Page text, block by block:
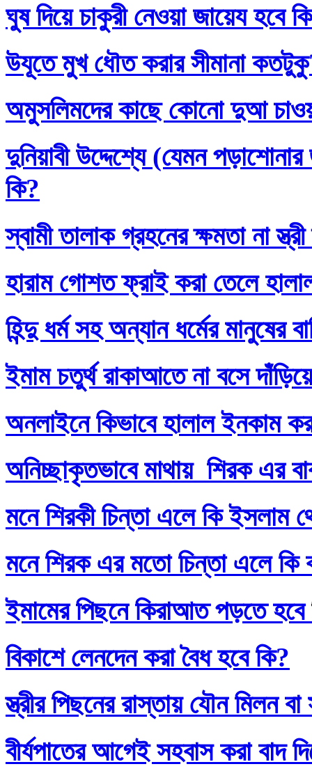
ঘুষ দিয়ে চাকুরী নেওয়া জায়েয হবে
উযূতে মুখ ধৌত করার সীমানা
অমুসলিমদের কাছে কোনো দুআ
দুনিয়াবী উদ্দেশ্যে (যেমন
কি?
স্বামী তালাক গ্রহনের ক্ষমতা না
হারাম গোশত ফ্রাই করা তেলে
হিন্দু ধর্ম সহ অন্যান ধর্মের মানুষের
ইমাম চতুর্থ রাকাআতে না বসে
অনলাইনে কিভাবে হালাল ইনকাম
অনিচ্ছাকৃতভাবে মাথায় শিরক এর
মনে শিরকী চিন্তা এলে কি ইসলাম
মনে শিরক এর মতো চিন্তা এলে কি
ইমামের পিছনে কিরাআত পড়তে হবে
বিকাশে লেনদেন করা বৈধ হবে কি?
স্ত্রীর পিছনের রাস্তায় যৌন মিলন
বীর্যপাতের আগেই সহবাস করা বাদ